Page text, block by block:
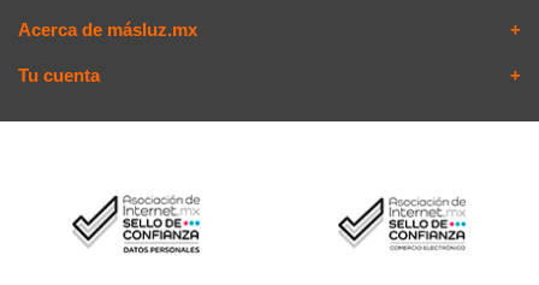
Acerca de másluz.mx
Tu cuenta